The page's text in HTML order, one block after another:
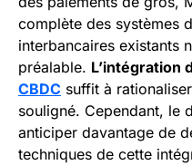
complète des systèmes
interbancaires existants
préalable. L’intégration
CBDC suffit à
souligné. Cependant, le
anticiper davantage de
techniques de cette